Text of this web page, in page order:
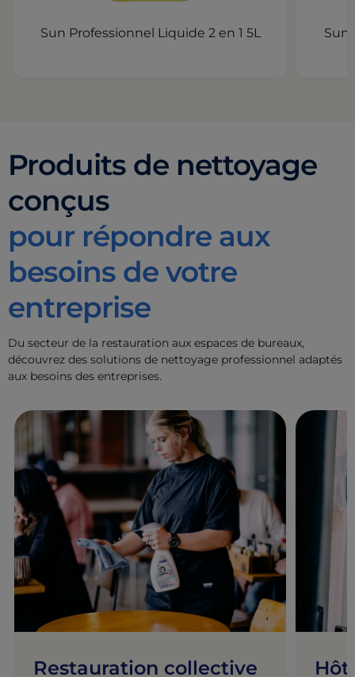
Sun Professionnel Liquide 2 en 1 5L Sun
Produits de nettoyage
conçus
pour répondre aux
besoins de votre
entreprise
Du secteur de la restauration aux espaces de bureaux,
découvrez des solutions de nettoyage professionnel adaptés
aux besoins des entreprises.
Restauration collective